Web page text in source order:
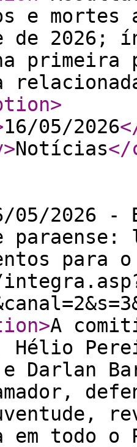
e
de 2026;
primeira
>
16/05/2026
>Notícias</
05/2026 -
paraense:
para o
>A
e Darlan
em todo o